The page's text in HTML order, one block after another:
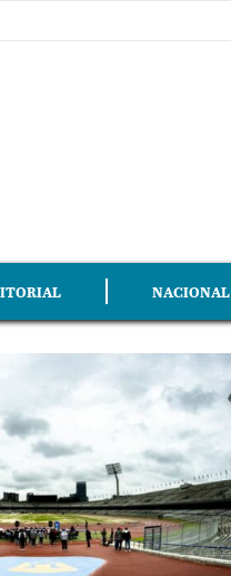
NACIONAL